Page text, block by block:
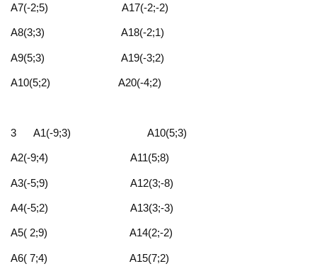
А7(-2;5) А17(-2;-2)
А8(3;3) А18(-2;1)
А9(5;3) А19(-3;2)
А10(5;2) А20(-4;2)
3 А1(-9;3) А10(5;3)
А2(-9;4) А11(5;8)
А3(-5;9) А12(3;-8)
А4(-5;2) А13(3;-3)
А5( 2;9) А14(2;-2)
А6( 7;4) А15(7;2)